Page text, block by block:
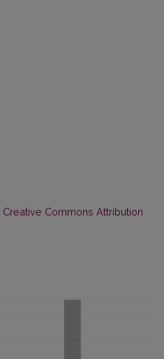
Creative Commons Attribution